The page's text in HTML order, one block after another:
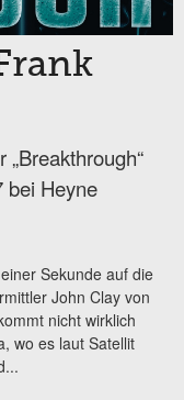
bei Heyne
Sekunde auf die
John Clay von
nicht wirklich
wo es laut Satellit